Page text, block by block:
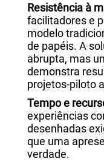
Resistência à
facilitadores e
modelo
de papéis. A
abrupta, mas
demonstra
projetos-piloto
Tempo e
experiências
desenhadas
que uma
verdade.